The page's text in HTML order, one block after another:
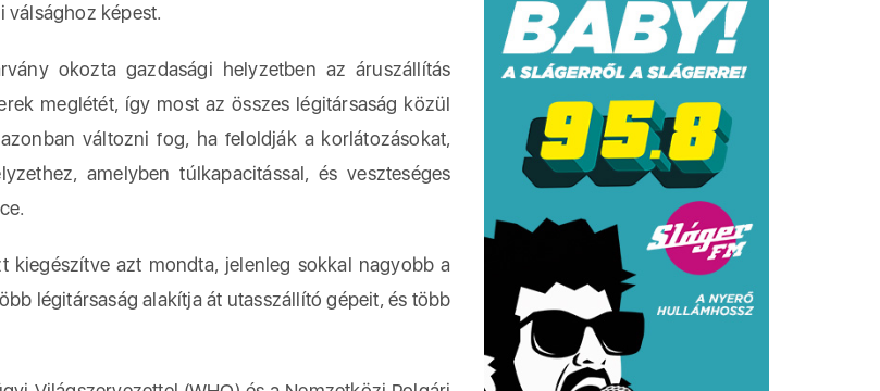
válsághoz képest.
okozta gazdasági helyzetben az áruszállítás
meglétét, így most az összes légitársaság közül
változni fog, ha feloldják a korlátozásokat,
amelyben túlkapacitással, és veszteséges
kiegészítve azt mondta, jelenleg sokkal nagyobb a
légitársaság alakítja át utasszállító gépeit, és több